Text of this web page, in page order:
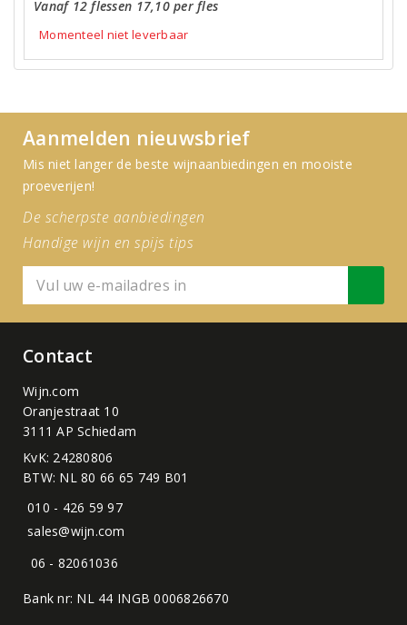
Vanaf 12 flessen 17,10 per fles
Momenteel niet leverbaar
Aanmelden nieuwsbrief
Mis niet langer de beste wijnaanbiedingen en mooiste
proeverijen!
De scherpste aanbiedingen
Handige wijn en spijs tips
Contact
Wijn.com
Oranjestraat 10
3111 AP Schiedam
KvK: 24280806
BTW: NL 80 66 65 749 B01
010 - 426 59 97
sales@wijn.com
06 - 82061036
Bank nr: NL 44 INGB 0006826670